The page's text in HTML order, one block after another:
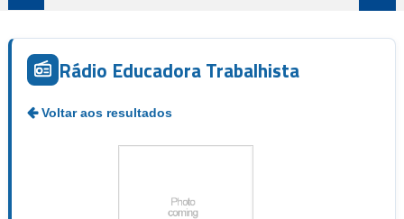
Rádio Educadora Trabalhista